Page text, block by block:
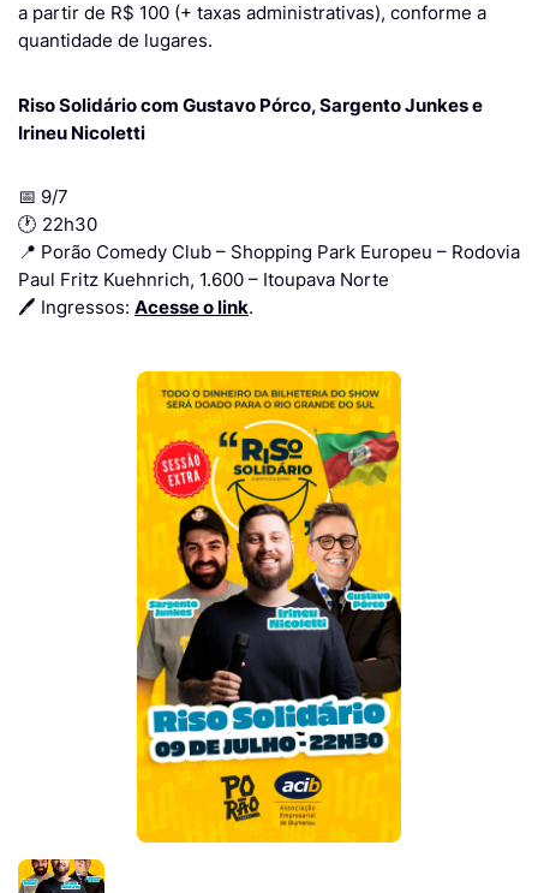
a partir de R$ 100 (+ taxas administrativas), conforme a
quantidade de lugares.
Riso Solidário com Gustavo Pórco, Sargento Junkes e
Irineu Nicoletti
📅 9/7
🕐 22h30
📍 Porão Comedy Club – Shopping Park Europeu – Rodovia
Paul Fritz Kuehnrich, 1.600 – Itoupava Norte
🖊️ Ingressos: Acesse o link.